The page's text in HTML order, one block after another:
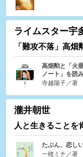
ライムスター宇
「難攻不落」高
高畑勲と「火
ノート」を読
寺越陽子／著
瀧井朝世
人と生きることを
たぶん、恋し
一穂ミチ／著